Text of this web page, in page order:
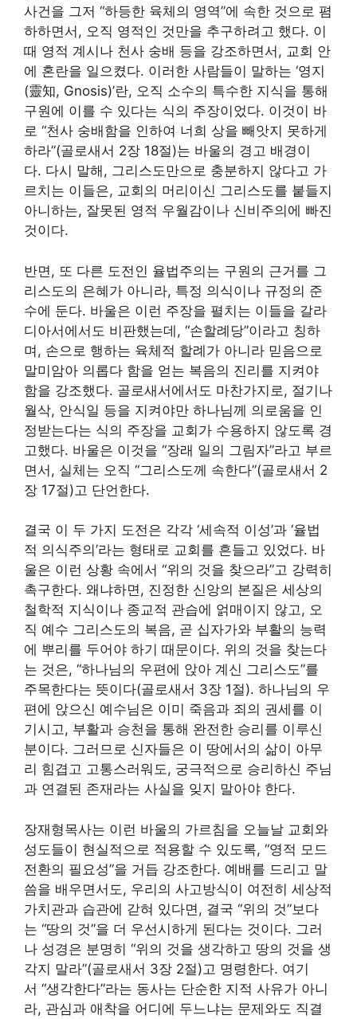
사건을 그저 “하등한 육체의 영역”에 속한 것으로 폄
하하면서, 오직 영적인 것만을 추구하려고 했다. 이
때 영적 계시나 천사 숭배 등을 강조하면서, 교회 안
에 혼란을 일으켰다. 이러한 사람들이 말하는 ‘영지
(靈知, Gnosis)’란, 오직 소수의 특수한 지식을 통해
구원에 이를 수 있다는 식의 주장이었다. 이것이 바
로 “천사 숭배함을 인하여 너희 상을 빼앗지 못하게
하라”(골로새서 2장 18절)는 바울의 경고 배경이
다. 다시 말해, 그리스도만으로 충분하지 않다고 가
르치는 이들은, 교회의 머리이신 그리스도를 붙들지
아니하는, 잘못된 영적 우월감이나 신비주의에 빠진
것이다.
반면, 또 다른 도전인 율법주의는 구원의 근거를 그
리스도의 은혜가 아니라, 특정 의식이나 규정의 준
수에 둔다. 바울은 이런 주장을 펼치는 이들을 갈라
디아서에서도 비판했는데, “손할례당”이라고 칭하
며, 손으로 행하는 육체적 할례가 아니라 믿음으로
말미암아 의롭다 함을 얻는 복음의 진리를 지켜야
함을 강조했다. 골로새서에서도 마찬가지로, 절기나
월삭, 안식일 등을 지켜야만 하나님께 의로움을 인
정받는다는 식의 주장을 교회가 수용하지 않도록 경
고했다. 바울은 이것을 “장래 일의 그림자”라고 부르
면서, 실체는 오직 “그리스도께 속한다”(골로새서 2
장 17절)고 단언한다.
결국 이 두 가지 도전은 각각 ‘세속적 이성’과 ‘율법
적 의식주의’라는 형태로 교회를 흔들고 있었다. 바
울은 이런 상황 속에서 “위의 것을 찾으라”고 강력히
촉구한다. 왜냐하면, 진정한 신앙의 본질은 세상의
철학적 지식이나 종교적 관습에 얽매이지 않고, 오
직 예수 그리스도의 복음, 곧 십자가와 부활의 능력
에 뿌리를 두어야 하기 때문이다. 위의 것을 찾는다
는 것은, “하나님의 우편에 앉아 계신 그리스도”를
주목한다는 뜻이다(골로새서 3장 1절). 하나님의 우
편에 앉으신 예수님은 이미 죽음과 죄의 권세를 이
기시고, 부활과 승천을 통해 완전한 승리를 이루신
분이다. 그러므로 신자들은 이 땅에서의 삶이 아무
리 힘겹고 고통스러워도, 궁극적으로 승리하신 주님
과 연결된 존재라는 사실을 잊지 말아야 한다.
장재형목사는 이런 바울의 가르침을 오늘날 교회와
성도들이 현실적으로 적용할 수 있도록, “영적 모드
전환의 필요성”을 거듭 강조한다. 예배를 드리고 말
씀을 배우면서도, 우리의 사고방식이 여전히 세상적
가치관과 습관에 갇혀 있다면, 결국 “위의 것”보다
는 “땅의 것”을 더 우선시하게 된다는 것이다. 그러
나 성경은 분명히 “위의 것을 생각하고 땅의 것을 생
각지 말라”(골로새서 3장 2절)고 명령한다. 여기
서 “생각한다”라는 동사는 단순한 지적 사유가 아니
라, 관심과 애착을 어디에 두느냐는 문제와도 직결